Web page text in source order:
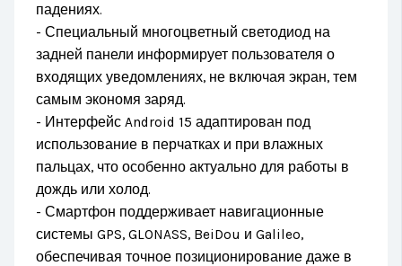
падениях.
- Специальный многоцветный светодиод на
задней панели информирует пользователя о
входящих уведомлениях, не включая экран, тем
самым экономя заряд.
- Интерфейс Android 15 адаптирован под
использование в перчатках и при влажных
пальцах, что особенно актуально для работы в
дождь или холод.
- Смартфон поддерживает навигационные
системы GPS, GLONASS, BeiDou и Galileo,
обеспечивая точное позиционирование даже в